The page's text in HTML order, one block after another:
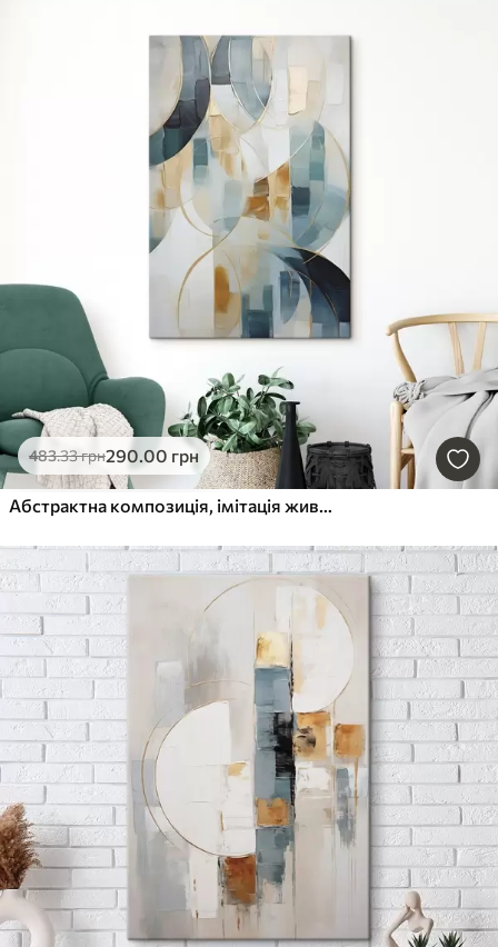
483.33грн290.00 грн
Абстрактна композиція, імітація живопису